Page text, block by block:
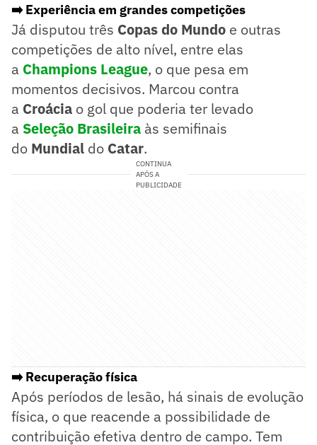
➡️ Experiência em grandes competições
Já disputou três Copas do Mundo e outras
competições de alto nível, entre elas
a Champions League, o que pesa em
momentos decisivos. Marcou contra
a Croácia o gol que poderia ter levado
a Seleção Brasileira às semifinais
do Mundial do Catar.
CONTINUA
APÓS A
PUBLICIDADE
➡️ Recuperação física
Após períodos de lesão, há sinais de evolução
física, o que reacende a possibilidade de
contribuição efetiva dentro de campo. Tem